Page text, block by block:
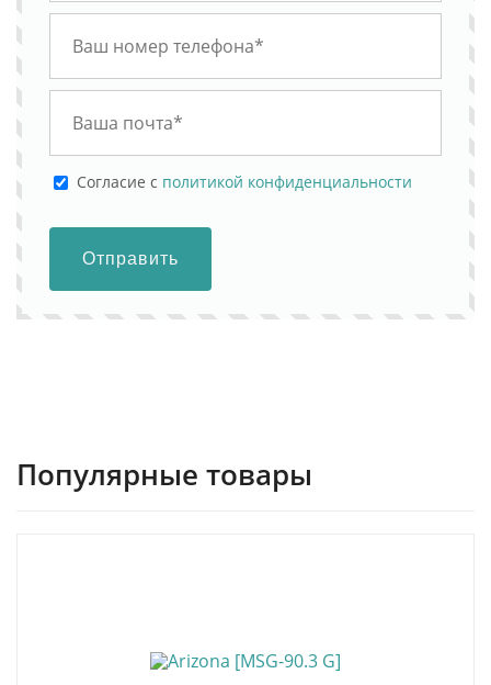
Cогласие с политикой конфиденциальности
Отправить
Популярные товары